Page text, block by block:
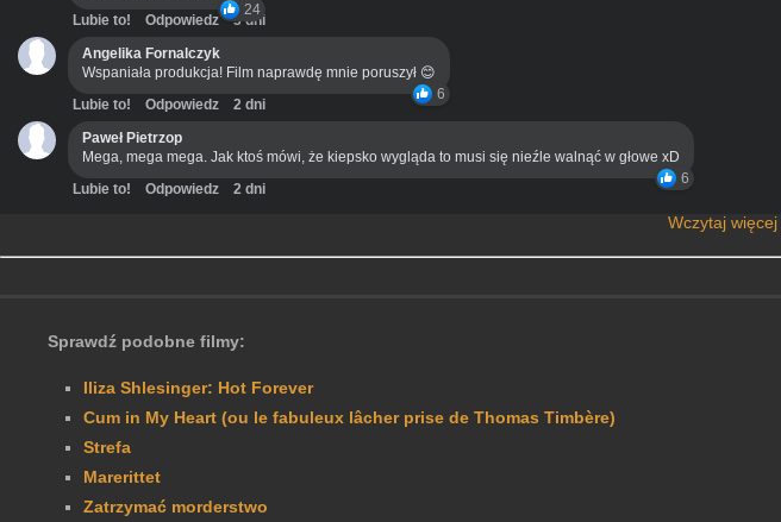
24
Lubie to! Odpowiedz
3 dni
Angelika Fornalczyk
Wspaniała produkcja! Film naprawdę mnie poruszył 😊
6
Lubie to! Odpowiedz
2 dni
Paweł Pietrzop
Mega, mega mega. Jak ktoś mówi, że kiepsko wygląda to musi się nieźle walnąć w głowe xD
6
Lubie to! Odpowiedz 2 dni
Wczytaj
Sprawdź podobne filmy:
Iliza Shlesinger: Hot Forever
Cum in My Heart (ou le fabuleux lâcher prise de Thomas Timbère)
Strefa
Marerittet
Zatrzymać morderstwo